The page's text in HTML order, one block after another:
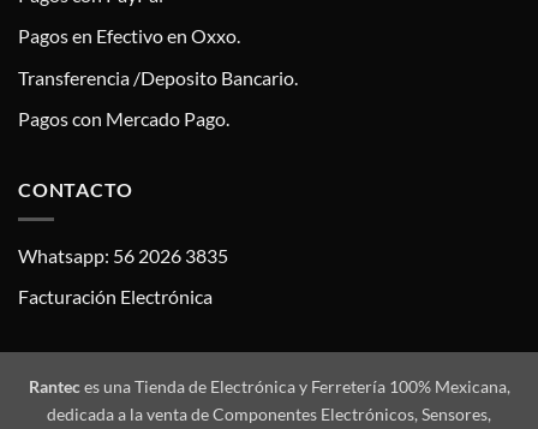
Pagos en Efectivo en Oxxo.
Transferencia /Deposito Bancario.
Pagos con Mercado Pago.
CONTACTO
Whatsapp: 56 2026 3835
Facturación Electrónica
Ranteces una Tienda de Electrónica y Ferretería 100% Mexicana,
dedicada a la venta de Componentes Electrónicos, Sensores,